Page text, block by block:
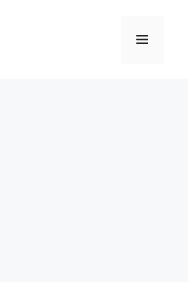
Menu